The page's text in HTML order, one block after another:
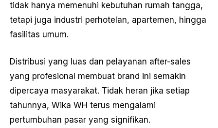
tidak hanya memenuhi kebutuhan rumah tangga,
tetapi juga industri perhotelan, apartemen, hingga
fasilitas umum.
Distribusi yang luas dan pelayanan after-sales
yang profesional membuat brand ini semakin
dipercaya masyarakat. Tidak heran jika setiap
tahunnya, Wika WH terus mengalami
pertumbuhan pasar yang signifikan.